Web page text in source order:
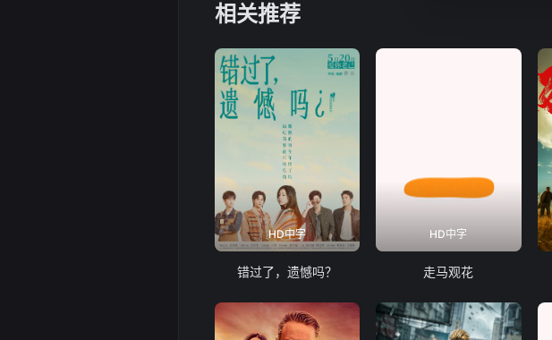
相关推荐
HD中字
错过了，遗憾吗？
HD中字
走马观花